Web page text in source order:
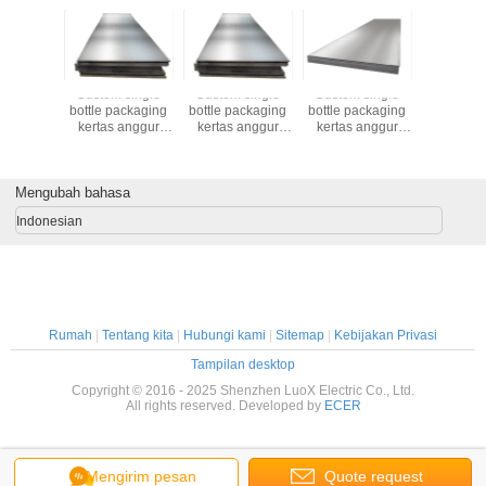
Custom single
bottle packaging
kertas anggur
carry bags
Custom single
bottle packaging
kertas anggur
Custom single
bottle packaging
kertas anggur
Mengirim pesan Quote request
Mengubah bahasa
Indonesian
Rumah | Tentang kita | Hubungi kami | Sitemap | Kebijakan Privasi
Tampilan desktop
Copyright © 2016 - 2025 Shenzhen LuoX Electric Co., Ltd.
All rights reserved. Developed by ECER